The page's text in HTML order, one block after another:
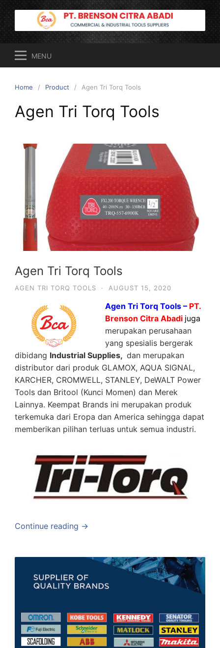
content
MENU
Home Product Agen Tri Torq Tools
Agen Tri Torq Tools
Agen Tri Torq Tools
AGEN TRI TORQ TOOLS · AUGUST 15, 2020
Agen Tri Torq Tools – PT.
Brenson Citra Abadi juga
merupakan perusahaan
yang spesialis bergerak
dibidang Industrial Supplies, dan merupakan
distributor dari produk GLAMOX, AQUA SIGNAL,
KARCHER, CROMWELL, STANLEY, DeWALT Power
Tools dan Britool (Kunci Momen) dan Merek
Lainnya. Keempat Brands ini merupakan produk
terkemuka dari Eropa dan America sehingga dapat
memberikan pilihan terluas untuk semua industri.
Continue reading →